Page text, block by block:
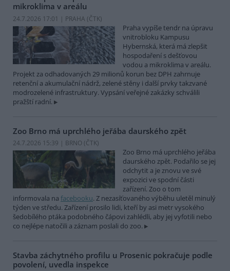
mikroklima v areálu
24.7.2026 17:01 | PRAHA (ČTK)
Praha vypíše tendr na úpravu
vnitrobloku Kampusu
Hybernská, která má zlepšit
hospodaření s dešťovou
vodou a mikroklima v areálu.
Projekt za odhadovaných 29 milionů korun bez DPH zahrnuje
retenční a akumulační nádrž, zelené stěny i další prvky takzvané
modrozelené infrastruktury. Vypsání veřejné zakázky schválili
pražští radní.
Zoo Brno má uprchlého jeřába daurského zpět
24.7.2026 15:39 | BRNO (ČTK)
Zoo Brno má uprchlého jeřába
daurského zpět. Podařilo se jej
odchytit a je znovu ve své
expozici ve spodní části
zařízení. Zoo o tom
informovala na facebooku. Z nezasíťovaného výběhu uletěl minulý
týden ve středu. Zařízení prosilo lidi, kteří by asi metr vysokého
šedobílého ptáka podobného čápovi zahlédli, aby jej vyfotili nebo
co nejlépe natočili a záznam poslali do zoo.
Stavba záchytného profilu u Prosenic pokračuje podle
povolení, uvedla inspekce